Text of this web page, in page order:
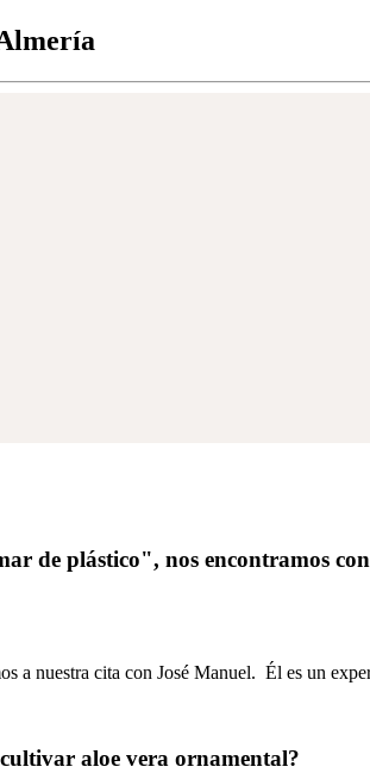
de plástico", nos encontramos
a nuestra cita con José Manuel. Él es un
cultivar aloe vera ornamental?